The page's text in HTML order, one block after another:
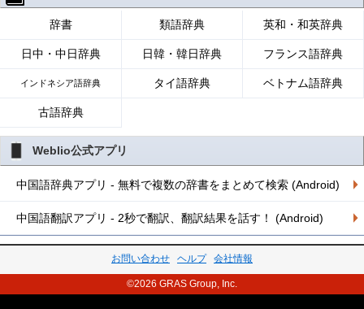
辞書 類語辞典 英和・和英辞典
日中・中日辞典 日韓・韓日辞典 フランス語辞典
インドネシア語辞典 タイ語辞典 ベトナム語辞典
古語辞典
Weblio公式アプリ
中国語辞典アプリ - 無料で複数の辞書をまとめて検索 (Android)
中国語翻訳アプリ - 2秒で翻訳、翻訳結果を話す！ (Android)
お問い合わせ ヘルプ 会社情報
©2026 GRAS Group, Inc.